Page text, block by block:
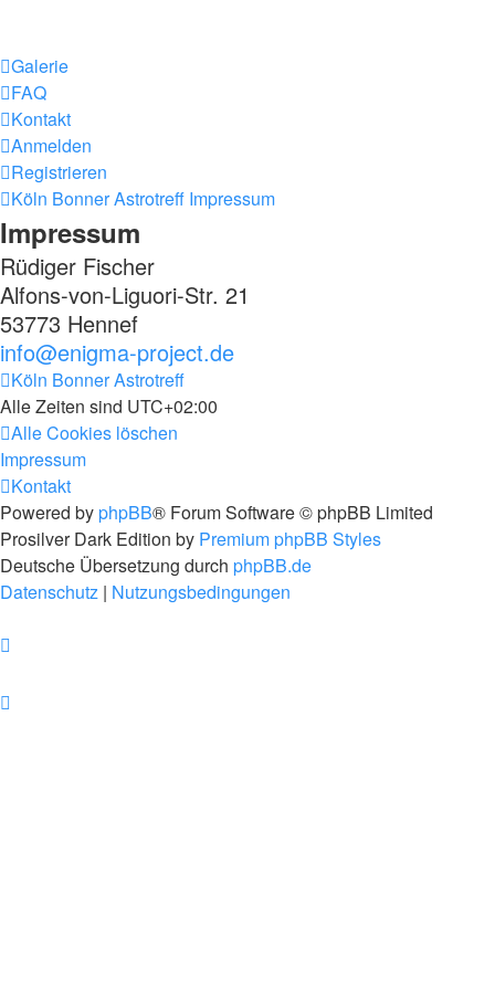
Galerie
FAQ
Kontakt
Anmelden
Registrieren
Köln Bonner Astrotreff Impressum
Impressum
Rüdiger Fischer
Alfons-von-Liguori-Str. 21
53773 Hennef
info@enigma-project.de
Köln Bonner Astrotreff
Alle Zeiten sind UTC+02:00
Alle Cookies löschen
Impressum
Kontakt
Powered byphpBB® Forum Software © phpBB Limited
Prosilver Dark Edition by Premium phpBB Styles
Deutsche Übersetzung durch phpBB.de
Datenschutz | Nutzungsbedingungen